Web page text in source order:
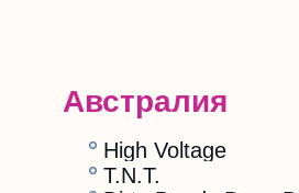
Австралия
High Voltage
T.N.T.